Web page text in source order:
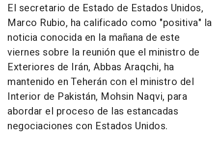
El secretario de Estado de Estados Unidos,
Marco Rubio, ha calificado como "positiva" la
noticia conocida en la mañana de este
viernes sobre la reunión que el ministro de
Exteriores de Irán, Abbas Araqchi, ha
mantenido en Teherán con el ministro del
Interior de Pakistán, Mohsin Naqvi, para
abordar el proceso de las estancadas
negociaciones con Estados Unidos.